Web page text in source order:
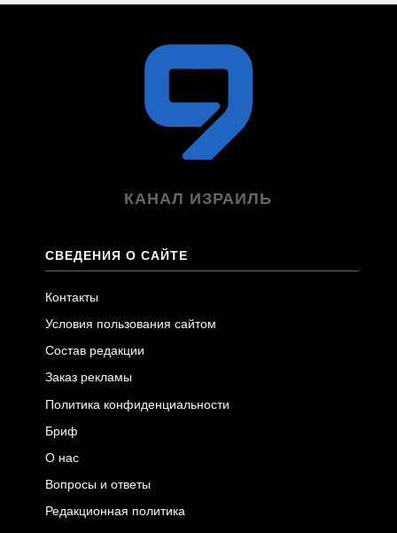
КАНАЛ ИЗРАИЛЬ
СВЕДЕНИЯ О САЙТЕ
Контакты
Условия пользования сайтом
Состав редакции
Заказ рекламы
Политика конфиденциальности
Бриф
О нас
Вопросы и ответы
Редакционная политика